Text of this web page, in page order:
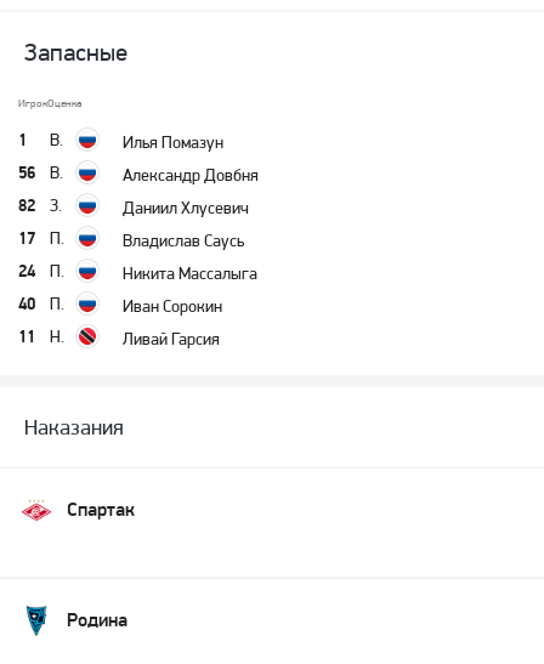
Запасные
ИгрокОценка
1 В. Илья Помазун
56 В. Александр Довбня
82 З. Даниил Хлусевич
17 П. Владислав Саусь
24 П. Никита Массалыга
40 П. Иван Сорокин
11 Н. Ливай Гарсия
Наказания
Спартак
Родина